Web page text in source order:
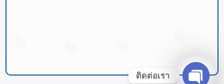
ติดต่อเรา